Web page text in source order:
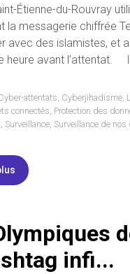
Étienne-du-Rouvray
la messagerie chiffrée
avec des islamistes, et
heure avant l’attentat.
attentats Cyberjihadisme,
connectés Protection des
Surveillance Surveillance de nos
infi...